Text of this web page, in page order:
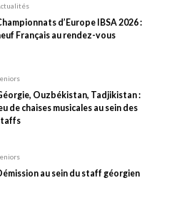
d’Europe IBSA 2026 :
Français au rendez-vous
Ouzbékistan, Tadjikistan :
de chaises musicales au sein des
au sein du staff géorgien